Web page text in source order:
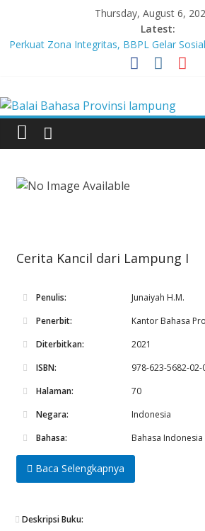
content
Thursday, August 6,
Latest:
Perkuat Zona Integritas, BBPL Gelar
Mempertahankan WBK dan Menuju WBBM
Tingkatkan Kolaborasi Melalui Festival
Babak Final Festival Musikalisasi Puisi
Tiga UPT Kemendikdasmen dan Dewan
Memajukan Pendidikan di Provinsi
Balai
Bahasa
Provinsi
Pengembangan
Pembinaan
Bahasa
Cerita Kancil dari Lampung I
Penulis:
Junaiyah H.M.
Penerbit:
Kantor Bahasa
Diterbitkan:
2021
ISBN:
978-623-5682-02-
Halaman:
70
Negara:
Indonesia
Bahasa:
Bahasa Indonesia
Baca Selengkapnya
Deskripsi Buku: